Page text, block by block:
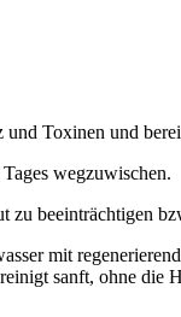
Toxinen und
wegzuwischen.
zu beeinträchtigen
mit
sanft, ohne die